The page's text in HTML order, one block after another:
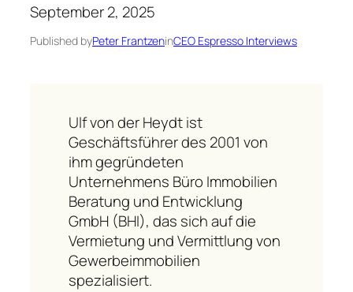
September 2, 2025
Published byPeter FrantzeninCEO Espresso Interviews
Ulf von der Heydt ist
Geschäftsführer des 2001 von
ihm gegründeten
Unternehmens Büro Immobilien
Beratung und Entwicklung
GmbH (BHI), das sich auf die
Vermietung und Vermittlung von
Gewerbeimmobilien
spezialisiert.